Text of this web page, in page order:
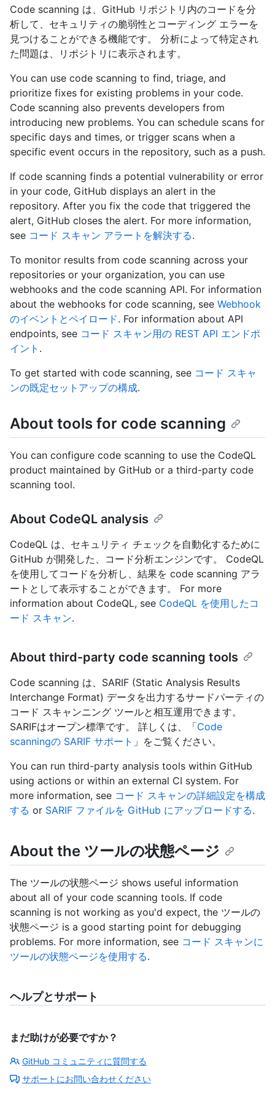
Code scanning は、GitHub リポジトリ内のコードを分
析して、セキュリティの脆弱性とコーディング エラーを
見つけることができる機能です。 分析によって特定され
た問題は、リポジトリに表示されます。
You can use code scanning to find, triage, and
prioritize fixes for existing problems in your code.
Code scanning also prevents developers from
introducing new problems. You can schedule scans for
specific days and times, or trigger scans when a
specific event occurs in the repository, such as a push.
If code scanning finds a potential vulnerability or error
in your code, GitHub displays an alert in the
repository. After you fix the code that triggered the
alert, GitHub closes the alert. For more information,
see コード スキャン アラートを解決する.
To monitor results from code scanning across your
repositories or your organization, you can use
webhooks and the code scanning API. For information
about the webhooks for code scanning, see Webhook
のイベントとペイロード. For information about API
endpoints, see コード スキャン用の REST API エンドポ
イント .
To get started with code scanning, see コード スキャ
ンの既定セットアップの構成.
About tools for code scanning
You can configure code scanning to use the CodeQL
product maintained by GitHub or a third-party code
scanning tool.
About CodeQL analysis
CodeQL は、セキュリティ チェックを自動化するために
GitHub が開発した、コード分析エンジンです。 CodeQL
を使用してコードを分析し、結果を code scanning アラ
ートとして表示することができます。 For more
information about CodeQL, see CodeQL を使用したコ
ード スキャン.
About third-party code scanning tools
Code scanning は、SARIF (Static Analysis Results
Interchange Format) データを出力するサードパーティの
コード スキャンニング ツールと相互運用できます。
SARIFはオープン標準です。 詳しくは、「Code
scanningの SARIF サポート 」をご覧ください。
You can run third-party analysis tools within GitHub
using actions or within an external CI system. For
more information, see コード スキャンの詳細設定を構成
する or SARIF ファイルを GitHub にアップロードする.
About the ツールの状態ページ
The ツールの状態ページ shows useful information
about all of your code scanning tools. If code
scanning is not working as you'd expect, the ツールの
状態ページ is a good starting point for debugging
problems. For more information, see コード スキャンに
ツールの状態ページを使用する.
ヘルプとサポート
まだ助けが必要ですか？
GitHub コミュニティに質問する
サポートにお問い合わせください